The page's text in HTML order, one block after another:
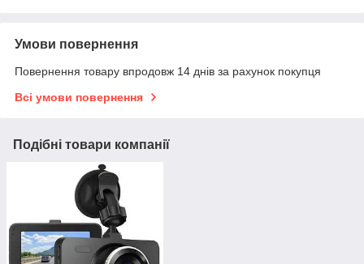
Умови повернення
Повернення товару впродовж 14 днів за рахунок покупця
Всі умови повернення
Подібні товари компанії